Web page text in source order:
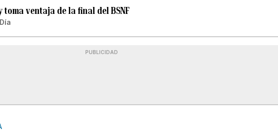
ventaja de la final del BSNF
PUBLICIDAD